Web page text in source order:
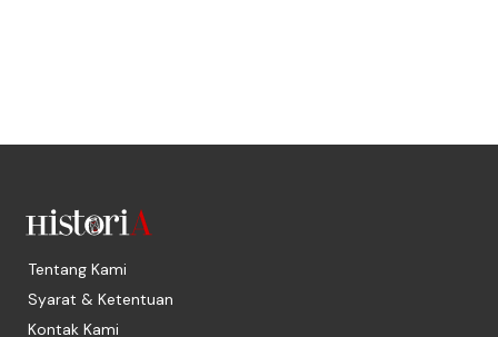
Tentang Kami
Syarat & Ketentuan
Kontak Kami